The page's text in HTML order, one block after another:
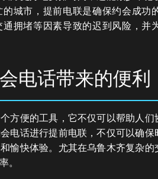
城市，提前电联是确保约会成功
拥堵等因素导致的迟到风险，并
电话带来的便利
方便的工具，它不仅可以帮助人
电话进行提前电联，不仅可以确
愉快体验。尤其在乌鲁木齐复杂
。